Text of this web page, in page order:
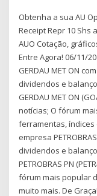
Obtenha a sua AU
Receipt Repr 10
AUO Cotação,
Entre Agora! 06/11/
GERDAU MET ON
dividendos e
GERDAU MET ON
notícias; O fórum
ferramentas, índices
empresa
dividendos e
PETROBRAS PN
fórum mais popular
muito mais. De